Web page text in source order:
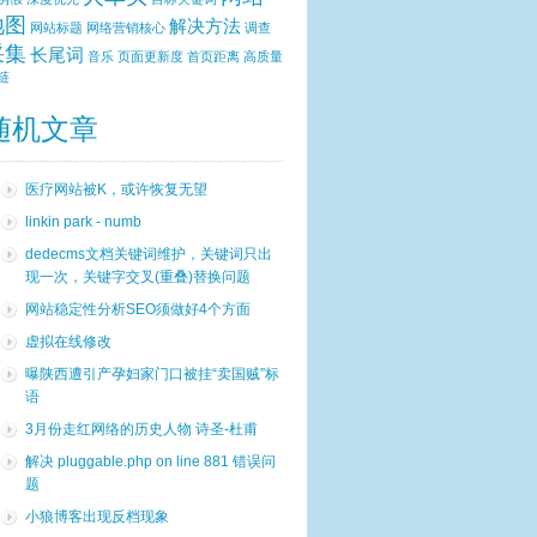
网站标题 网络营销核心 解决方法 调查
集长尾词 音乐 页面更新度 首页距离 高质量
机文章
医疗网站被K，或许恢复无望
linkin park - numb
dedecms文档关键词维护，关键词只出
现一次，关键字交叉(重叠)替换问题
网站稳定性分析SEO须做好4个方面
虚拟在线修改
曝陕西遭引产孕妇家门口被挂“卖国贼”标
语
3月份走红网络的历史人物 诗圣-杜甫
解决 pluggable.php on line 881 错误问
题
小狼博客出现反档现象